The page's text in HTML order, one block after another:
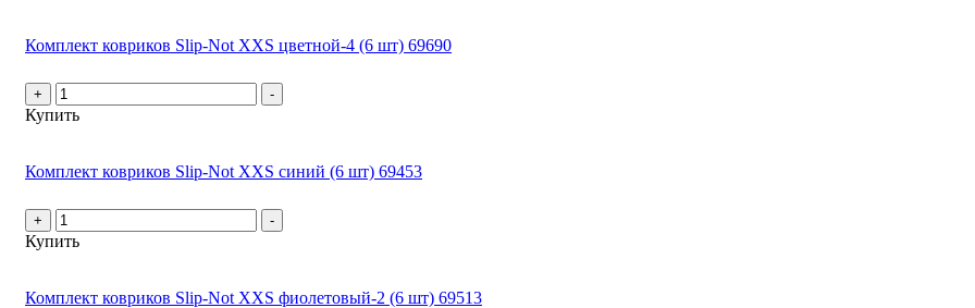
Комплект ковриков Slip-Not XXS цветной-4 (6 шт) 69690
+ -
Купить
Комплект ковриков Slip-Not XXS синий (6 шт) 69453
+ -
Купить
Комплект ковриков Slip-Not XXS фиолетовый-2 (6 шт) 69513